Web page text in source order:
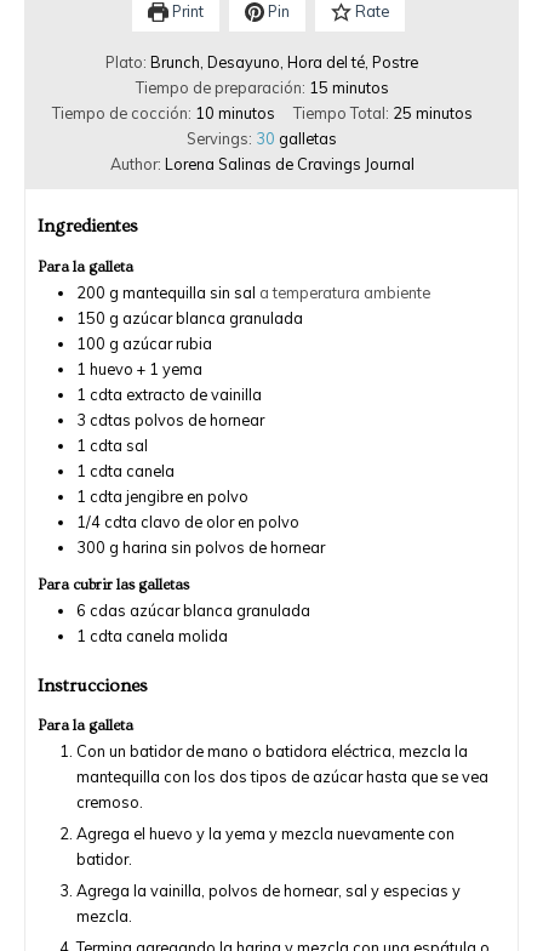
Print Pin Rate
Plato:Brunch, Desayuno, Hora del té, Postre
Tiempo de preparación: 15 minutos
Tiempo de cocción: 10 minutos Tiempo Total: 25 minutos
Servings: 30 galletas
Author: Lorena Salinas de Cravings Journal
Ingredientes
Para la galleta
200 g mantequilla sin sal a temperatura ambiente
150 g azúcar blanca granulada
100 g azúcar rubia
1 huevo + 1 yema
1 cdta extracto de vainilla
3 cdtas polvos de hornear
1 cdta sal
1 cdta canela
1 cdta jengibre en polvo
1/4 cdta clavo de olor en polvo
300 g harina sin polvos de hornear
Para cubrir las galletas
6 cdas azúcar blanca granulada
1 cdta canela molida
Instrucciones
Para la galleta
Con un batidor de mano o batidora eléctrica, mezcla la
mantequilla con los dos tipos de azúcar hasta que se vea
cremoso.
Agrega el huevo y la yema y mezcla nuevamente con
batidor.
Agrega la vainilla, polvos de hornear, sal y especias y
mezcla.